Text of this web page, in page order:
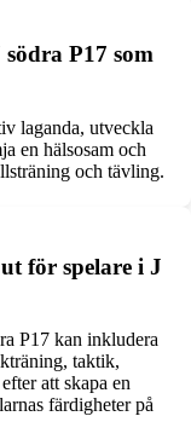
P17 som
laganda, utveckla
en hälsosam och
och tävling.
för spelare i J
P17 kan inkludera
taktik,
att skapa en
färdigheter på